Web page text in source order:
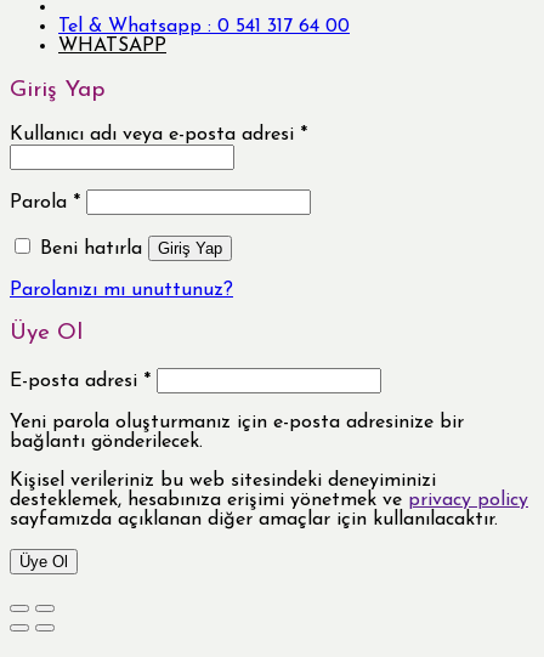
Tel & Whatsapp : 0 541 317 64 00
WHATSAPP
Giriş Yap
Kullanıcı adı veya e-posta adresi *
Parola *
Beni hatırla Giriş Yap
Parolanızı mı unuttunuz?
Üye Ol
E-posta adresi *
Yeni parola oluşturmanız için e-posta adresinize bir
bağlantı gönderilecek.
Kişisel verileriniz bu web sitesindeki deneyiminizi
desteklemek, hesabınıza erişimi yönetmek ve privacy policy
sayfamızda açıklanan diğer amaçlar için kullanılacaktır.
Üye Ol